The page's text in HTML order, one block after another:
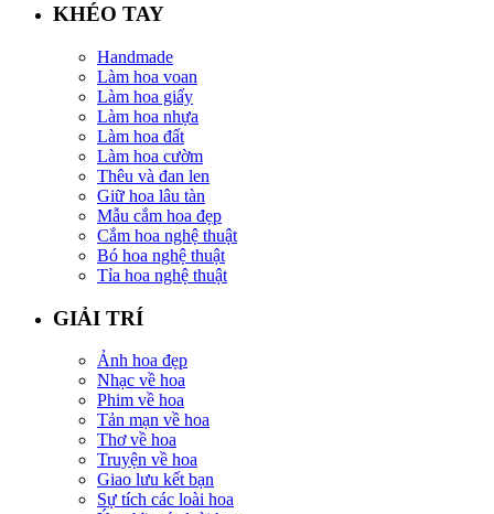
KHÉO TAY
Handmade
Làm hoa voan
Làm hoa giấy
Làm hoa nhựa
Làm hoa đất
Làm hoa cườm
Thêu và đan len
Giữ hoa lâu tàn
Mẫu cắm hoa đẹp
Cắm hoa nghệ thuật
Bó hoa nghệ thuật
Tỉa hoa nghệ thuật
GIẢI TRÍ
Ảnh hoa đẹp
Nhạc về hoa
Phim về hoa
Tản mạn về hoa
Thơ về hoa
Truyện về hoa
Giao lưu kết bạn
Sự tích các loài hoa